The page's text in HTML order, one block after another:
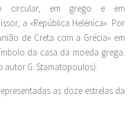
circular, em grego e em
a «República Helénica». Por
de Creta com a Grécia» em
da casa da moeda grega.
autor G. Stamatopoulos).
as doze estrelas da